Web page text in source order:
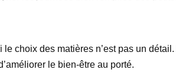
choix des matières n’est pas un
le bien-être au porté.